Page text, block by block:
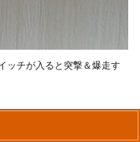
ッチが入ると突撃＆爆走す